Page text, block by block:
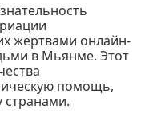
жертвами онлайн-
в Мьянме. Этот
помощь,
странами.